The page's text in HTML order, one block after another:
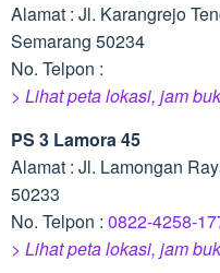
Alamat : Jl. Karangrejo
Semarang 50234
No. Telpon :
> Lihat peta lokasi, jam
PS 3 Lamora 45
Alamat : Jl. Lamongan
50233
No. Telpon : 0822-4258-
> Lihat peta lokasi, jam